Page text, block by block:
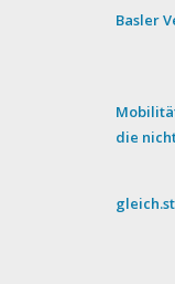
Basler
die